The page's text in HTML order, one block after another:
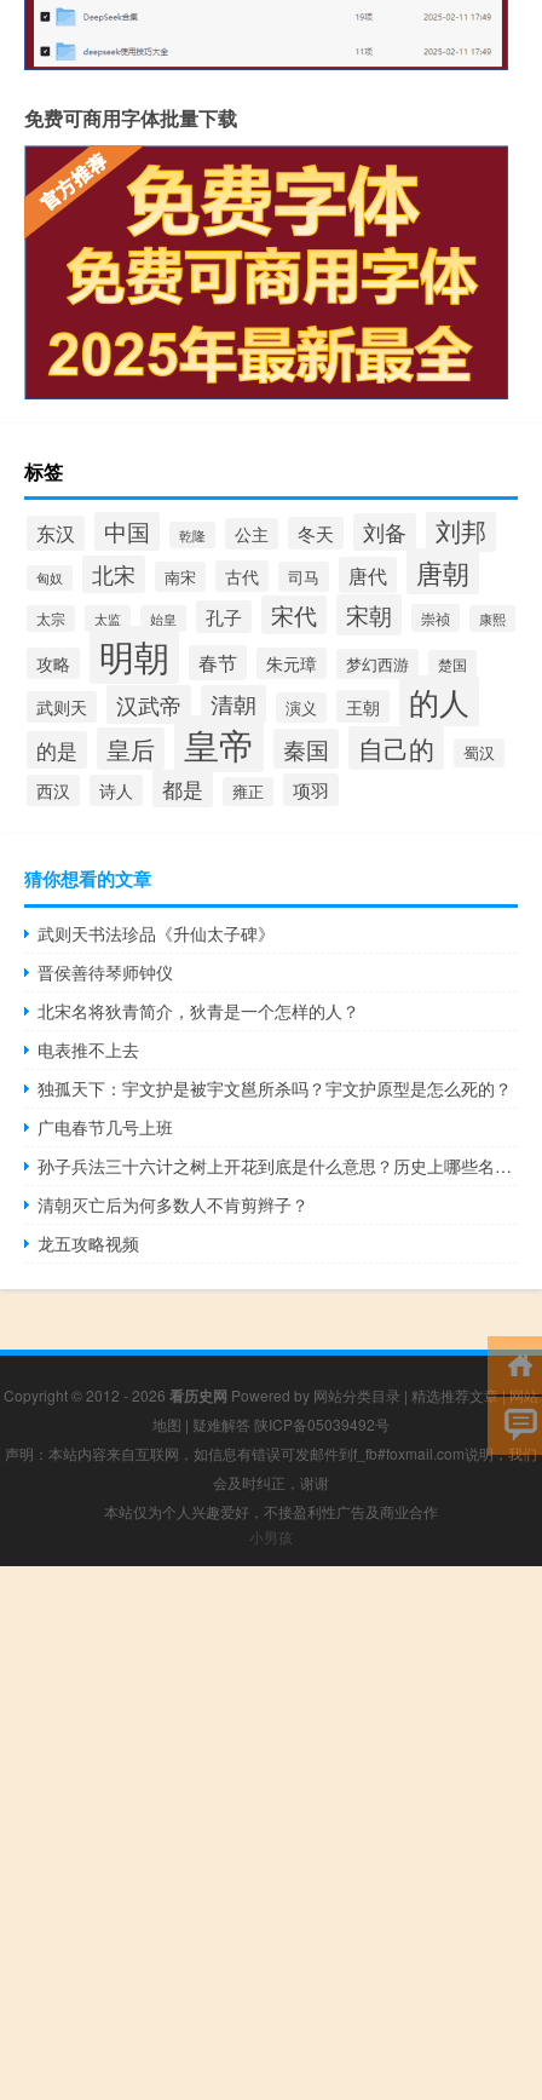
免费可商用字体批量下载
标签
东汉 中国 乾隆 公主 冬天 刘备 刘邦
匈奴 北宋 南宋 古代 司马 唐代 唐朝
太宗 太监 始皇 孔子 宋代 宋朝 崇祯 康熙
攻略 明朝 春节 朱元璋 梦幻西游 楚国
武则天 汉武帝 清朝 演义 王朝 的人
的是 皇后 皇帝 秦国 自己的 蜀汉
西汉 诗人 都是 雍正 项羽
猜你想看的文章
武则天书法珍品《升仙太子碑》
晋侯善待琴师钟仪
北宋名将狄青简介，狄青是一个怎样的人？
电表推不上去
独孤天下：宇文护是被宇文邕所杀吗？宇文护原型是怎么死的？
广电春节几号上班
孙子兵法三十六计之树上开花到底是什么意思？历史上哪些名人用过它？
清朝灭亡后为何多数人不肯剪辫子？
龙五攻略视频
Copyright © 2012 - 2026 看历史网 Powered by 网站分类目录 | 精选推荐文章|网站
地图 | 疑难解答 陕ICP备05039492号
声明：本站内容来自互联网，如信息有错误可发邮件到f_fb#foxmail.com说明，我们
会及时纠正，谢谢
本站仅为个人兴趣爱好，不接盈利性广告及商业合作
小男孩